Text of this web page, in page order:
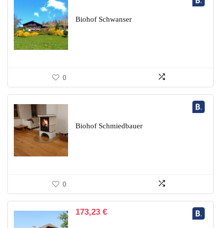
Biohof Schwanser
0
Biohof Schmiedbauer
0
173,23 €